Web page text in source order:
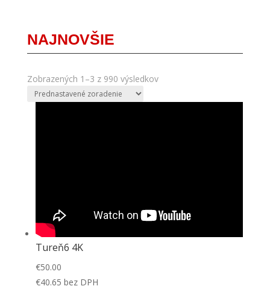
NAJNOVŠIE
Zobrazených 1–3 z 990 výsledkov
Tureň6 4K
€50.00
€40.65 bez DPH